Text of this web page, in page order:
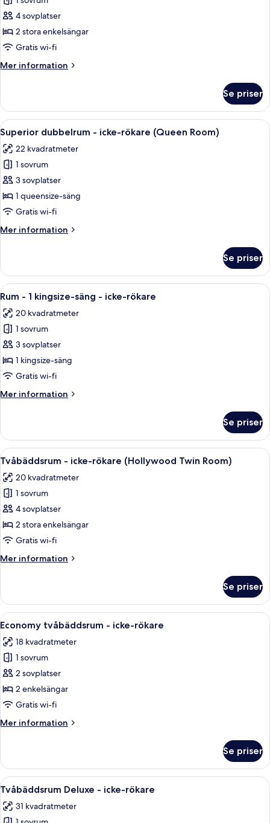
Tvåbäddsrum
-
icke-
(Moderate
4 sovplatser
2 stora enkelsängar
Gratis wi-fi
Mer information
Mer
-
icke-
rökare
(Moderate
Twin
Room)
Se priser
Öppna
alla
foton
för
Superior
dubbelrum
-
rökare
Ett hotellrum med en stor säng, ett
7
Superior dubbelrum - icke-rökare (Queen Room)
22 kvadratmeter
1 sovrum
3 sovplatser
1 queensize-säng
Gratis wi-fi
Mer information
Mer
dubbelrum
icke-
(Queen
Room)
Se priser
Öppna
alla
foton
för
Rum
-
1
säng
rökare
Ett hotellrum med en stor säng, ett
6
Rum - 1 kingsize-säng - icke-rökare
20 kvadratmeter
1 sovrum
3 sovplatser
1 kingsize-säng
Gratis wi-fi
Mer information
Mer
-
kingsize-
icke-
rökare
Se priser
Öppna
alla
foton
för
Tvåbäddsrum
-
icke-
(Hollywood
Ett hotellrum med en stor säng, ett
6
Tvåbäddsrum - icke-rökare (Hollywood Twin Room)
20 kvadratmeter
1 sovrum
4 sovplatser
2 stora enkelsängar
Gratis wi-fi
Mer information
Mer
-
icke-
rökare
(Hollywood
Twin
Room)
Se priser
Öppna
alla
foton
för
Economy
tvåbäddsrum
-
rökare
Ett hotellrum med två sängar, en
6
Economy tvåbäddsrum - icke-rökare
18 kvadratmeter
1 sovrum
2 sovplatser
2 enkelsängar
Gratis wi-fi
Mer information
Mer
tvåbäddsrum
icke-
Se priser
Öppna
alla
foton
Ett hotellrum med en stor säng, ett
6
Tvåbäddsrum Deluxe - icke-rökare
31 kvadratmeter